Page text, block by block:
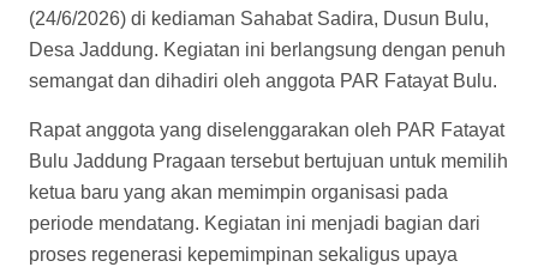
(24/6/2026) di kediaman Sahabat Sadira, Dusun Bulu,
Desa Jaddung. Kegiatan ini berlangsung dengan penuh
semangat dan dihadiri oleh anggota PAR Fatayat Bulu.
Rapat anggota yang diselenggarakan oleh PAR Fatayat
Bulu Jaddung Pragaan tersebut bertujuan untuk memilih
ketua baru yang akan memimpin organisasi pada
periode mendatang. Kegiatan ini menjadi bagian dari
proses regenerasi kepemimpinan sekaligus upaya